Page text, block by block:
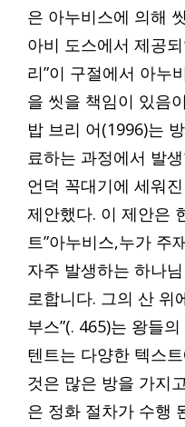
은 아누비스에 의해
아비 도스에서 제공
리”이 구절에서 아누
을 씻을 책임이 있음
밥 브리 어(1996)는
료하는 과정에서 발
언덕 꼭대기에 세워
제안했다. 이 제안은
트”아누비스,누가 주
자주 발생하는 하나
로합니다. 그의 산 위
부스”(. 465)는 왕들
텐트는 다양한 텍스
것은 많은 방을 가지
은 정화 절차가 수행